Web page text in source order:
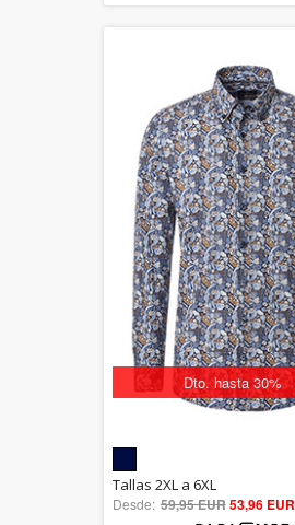
Dto. hasta 30%
5.00
out of 5
Tallas 2XL a 6XL
Desde: 59,95 EUR53,96 EUR